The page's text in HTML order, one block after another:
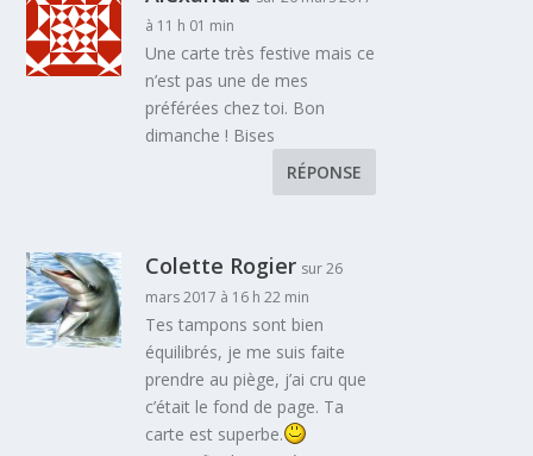
à 11 h 01 min
Une carte très festive mais ce
n’est pas une de mes
préférées chez toi. Bon
dimanche ! Bises
RÉPONSE
Colette Rogier sur 26
mars 2017 à 16 h 22 min
Tes tampons sont bien
équilibrés, je me suis faite
prendre au piège, j’ai cru que
c’était le fond de page. Ta
carte est superbe.